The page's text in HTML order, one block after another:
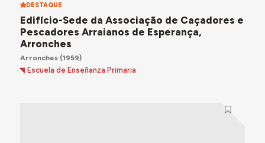
DESTAQUE
Edifício-Sede da Associação de Caçadores e
Pescadores Arraianos de Esperança,
Arronches
Arronches(1959)
Escuela de Enseñanza Primaria